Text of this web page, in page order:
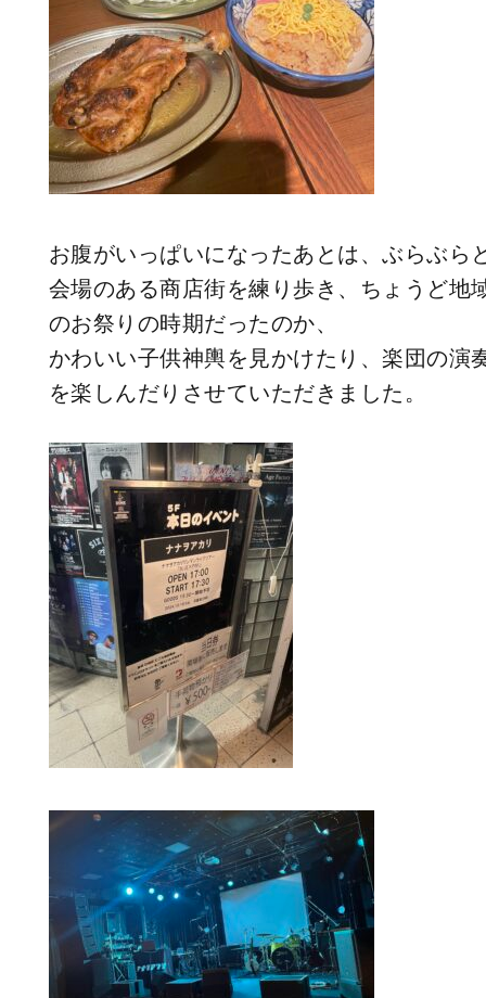
お腹がいっぱいになったあとは、ぶらぶら
会場のある商店街を練り歩き、ちょうど地
のお祭りの時期だったのか、
かわいい子供神輿を見かけたり、楽団の演
を楽しんだりさせていただきました。